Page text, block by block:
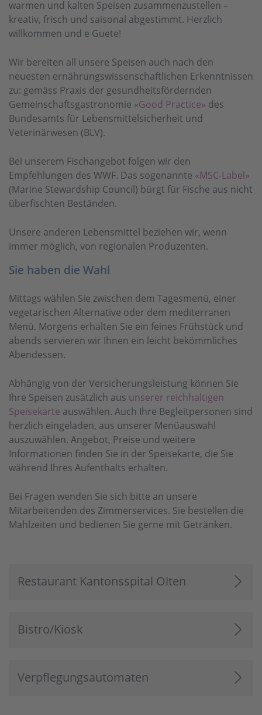
warmen und kalten Speisen zusammenzustellen –
kreativ, frisch und saisonal abgestimmt. Herzlich
willkommen und e Guete!
Wir bereiten all unsere Speisen auch nach den
neuesten ernährungswissenschaftlichen Erkenntnissen
zu: gemäss Praxis der gesundheitsfördernden
Gemeinschaftsgastronomie «Good Practice» des
Bundesamts für Lebensmittelsicherheit und
Veterinärwesen (BLV).
Bei unserem Fischangebot folgen wir den
Empfehlungen des WWF. Das sogenannte «MSC-Label»
(Marine Stewardship Council) bürgt für Fische aus nicht
überfischten Beständen.
Unsere anderen Lebensmittel beziehen wir, wenn
immer möglich, von regionalen Produzenten.
Sie haben die Wahl
Mittags wählen Sie zwischen dem Tagesmenü, einer
vegetarischen Alternative oder dem mediterranen
Menü. Morgens erhalten Sie ein feines Frühstück und
abends servieren wir Ihnen ein leicht bekömmliches
Abendessen.
Abhängig von der Versicherungsleistung können Sie
Ihre Speisen zusätzlich aus unserer reichhaltigen
Speisekarte auswählen. Auch Ihre Begleitpersonen sind
herzlich eingeladen, aus unserer Menüauswahl
auszuwählen. Angebot, Preise und weitere
Informationen finden Sie in der Speisekarte, die Sie
während Ihres Aufenthalts erhalten.
Bei Fragen wenden Sie sich bitte an unsere
Mitarbeitenden des Zimmerservices. Sie bestellen die
Mahlzeiten und bedienen Sie gerne mit Getränken.
Restaurant Kantonsspital Olten
Bistro/Kiosk
Verpflegungsautomaten